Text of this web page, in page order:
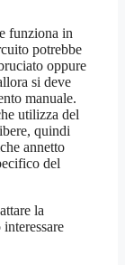
funziona in
potrebbe
oppure
si deve
manuale.
utilizza del
quindi
annetto
del
la